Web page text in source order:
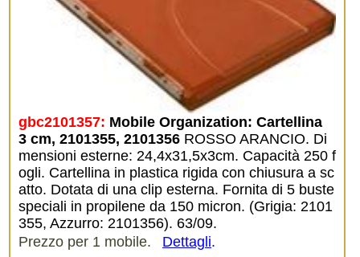
gbc2101357: Mobile Organization: Cartellina
3 cm, 2101355, 2101356 ROSSO ARANCIO. Di
mensioni esterne: 24,4x31,5x3cm. Capacità 250 f
ogli. Cartellina in plastica rigida con chiusura a sc
atto. Dotata di una clip esterna. Fornita di 5 buste
speciali in propilene da 150 micron. (Grigia: 2101
355, Azzurro: 2101356). 63/09.
Prezzo per 1 mobile.
Dettagli.